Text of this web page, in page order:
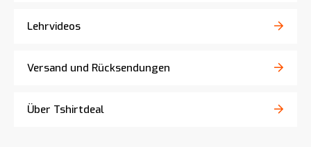
Lehrvideos
Versand und Rücksendungen
Über Tshirtdeal